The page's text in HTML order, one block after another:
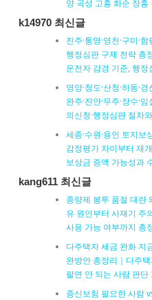
양 곡성 고흥 화순 장흥
k14970 최신글
진주·통영·영천·구미·
행정심판 구제 전략 총
운전자 감경 기준, 행
영양·청도·산청·하동·경
완주·진안·무주·장수·
의신청·행정심판 절차
세종·수원·용인 토지
감정평가 차이부터 재
보상금 증액 가능성과
kang611 최신글
종량제 봉투 품절 대란
유 원인부터 사재기 주
사용 가능 여부까지 총
다주택자 세금 완화 지
완방안 총정리｜다주
팔면 안 되는 사람 판단
종신보험 필요한 사람